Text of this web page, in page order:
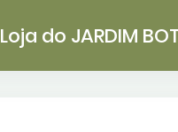
Loja do JARDIM